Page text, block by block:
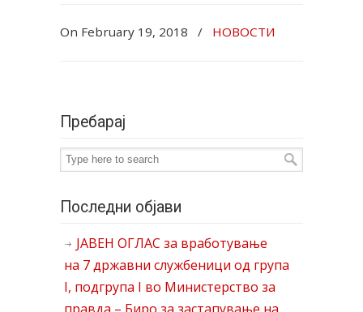
On February 19, 2018 / НОВОСТИ
Пребарај
Последни објави
ЈАВЕН ОГЛАС за вработување
на 7 државни службеници од група
I, подгрупа I во Министерство за